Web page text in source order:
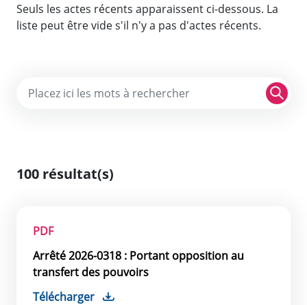
Seuls les actes récents apparaissent ci-dessous. La
liste peut être vide s'il n'y a pas d'actes récents.
100 résultat(s)
PDF
Arrêté 2026-0318 : Portant opposition au
transfert des pouvoirs
Télécharger